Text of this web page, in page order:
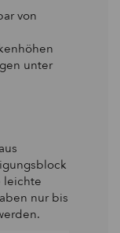
von
unter
leichte
nur bis